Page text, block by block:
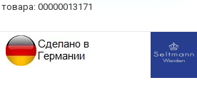
00000013171